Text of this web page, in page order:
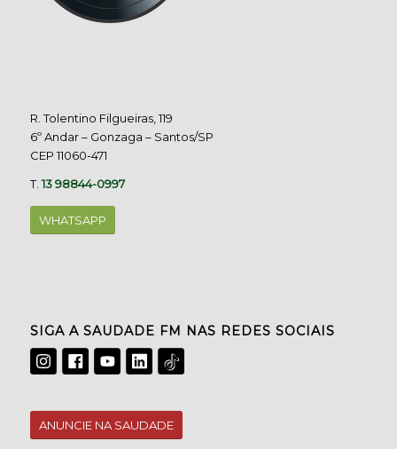
R. Tolentino Filgueiras, 119
6º Andar – Gonzaga – Santos/SP
CEP 11060-471
T.13 98844-0997
WHATSAPP
SIGA A SAUDADE FM NAS REDES SOCIAIS
ANUNCIE NA SAUDADE